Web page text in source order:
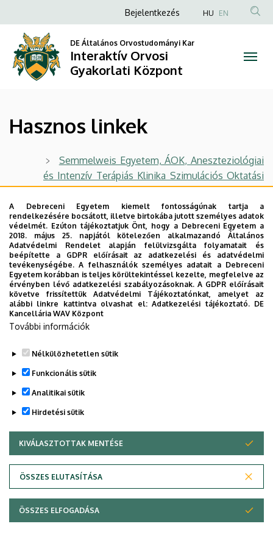
linkek
Interaktív
Gyakorlati
Központ
a
tartalomra
Anonim
fiók
menüje
Bejelentkezés HU EN
DE Általános Orvostudományi Kar
Interaktív Orvosi
Gyakorlati Központ
Hasznos linkek
Semmelweis Egyetem, ÁOK, Aneszteziológiai
és Intenzív Terápiás Klinika Szimulációs Oktatási
Központja
Pécsi Tudományegyetem, ÁOK, MediSkillsLab
- Szimulációs Oktatási Központ
Szegedi Tudományegyetem, ÁOK, Orvosi
Készségfejlesztési Központ
SESAM
Legutóbbi frissítés: 2024. 04. 16. 17:11
Adatvédelem
Szerzői jog © 2026 Unideb
A Debreceni Egyetem kiemelt fontosságúnak tartja a
rendelkezésére bocsátott, illetve birtokába jutott személyes adatok
védelmét. Ezúton tájékoztatjuk Önt, hogy a Debreceni Egyetem a
2018. május 25. napjától kötelezően alkalmazandó Általános
Adatvédelmi Rendelet alapján felülvizsgálta folyamatait és
beépítette a GDPR előírásait az adatkezelési és adatvédelmi
tevékenységébe. A felhasználók személyes adatait a Debreceni
Egyetem korábban is teljes körültekintéssel kezelte, megfelelve az
érvényben lévő adatkezelési szabályozásoknak. A GDPR előírásait
követve frissítettük Adatvédelmi Tájékoztatónkat, amelyet az
alábbi linkre kattintva olvashat el:Adatkezelési tájékoztató. DE
Kancellária WAV Központ
További információk
Nélkülözhetetlen sütik
Funkcionális sütik
Analitikai sütik
Hirdetési sütik
KIVÁLASZTOTTAK MENTÉSE
ÖSSZES ELUTASÍTÁSA
WITHDRAW CONSENT
ÖSSZES ELFOGADÁSA